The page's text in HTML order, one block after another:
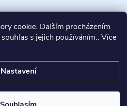
cookie. Dalším procházením
s jejich používáním.. Více
Nastavení
Nábytek. Všechna práva vyhrazena.